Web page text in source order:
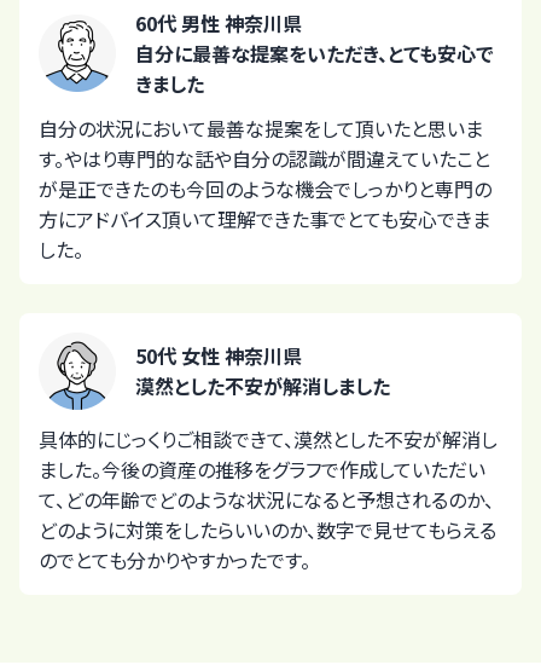
60代 男性 神奈川県
自分に最善な提案をいただき、とても安心で
きました
自分の状況において最善な提案をして頂いたと思いま
す。やはり専門的な話や自分の認識が間違えていたこと
が是正できたのも今回のような機会でしっかりと専門の
方にアドバイス頂いて理解できた事でとても安心できま
した。
50代 女性 神奈川県
漠然とした不安が解消しました
具体的にじっくりご相談できて、漠然とした不安が解消し
ました。今後の資産の推移をグラフで作成していただい
て、どの年齢でどのような状況になると予想されるのか、
どのように対策をしたらいいのか、数字で見せてもらえる
のでとても分かりやすかったです。